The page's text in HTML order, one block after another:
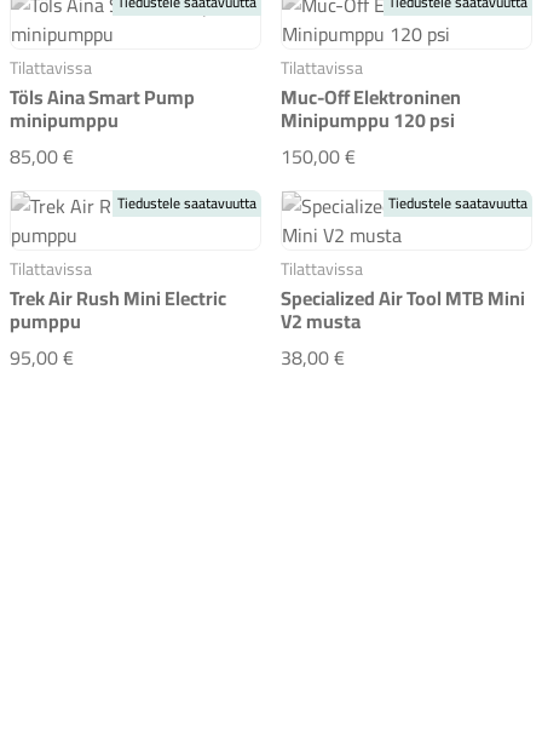
Tilattavissa
Töls Aina Smart Pump
minipumppu
85,00 €Töls Aina Smart Pump minipumppu
Tilattavissa
Muc-Off Elektroninen
Minipumppu 120 psi
150,00 €Muc-Off
Tilattavissa
Trek Air Rush Mini Electric
pumppu
95,00 €Trek Air Rush Mini Electric pumppu
Tiedustele saatavuutta
Tilattavissa
Specialized Air Tool MTB Mini
V2 musta
38,00 €Specialized Air Tool
Tiedustele saatavuutta